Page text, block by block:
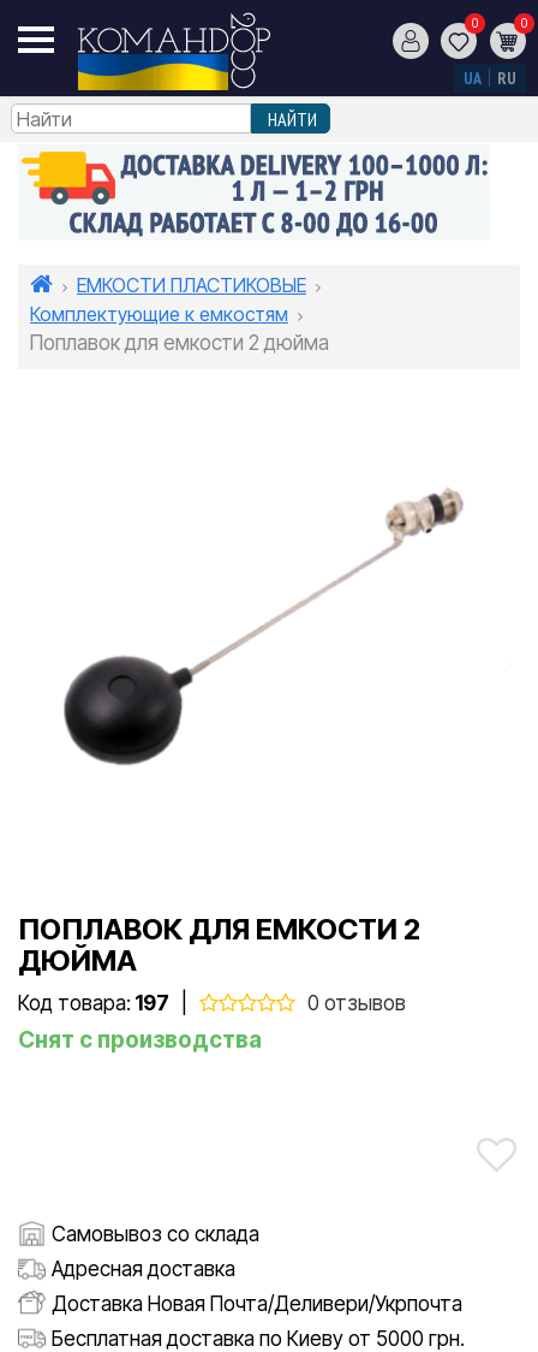
0 0
UA RU
ЕМКОСТИ ПЛАСТИКОВЫЕ
Комплектующие к емкостям
Поплавок для емкости 2 дюйма
ПОПЛАВОК ДЛЯ ЕМКОСТИ 2
ДЮЙМА
Код товара: 197 0 отзывов
Снят с производства
Самовывоз со склада
Адресная доставка
Доставка Новая Почта/Деливери/Укрпочта
Бесплатная доставка по Киеву от 5000 грн.